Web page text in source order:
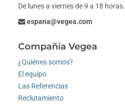
De lunes a viernes de 9 a 18 horas.
espana@vegea.com
Compañía Vegea
¿Quiénes somos?
El equipo
Las Referencias
Reclutamiento